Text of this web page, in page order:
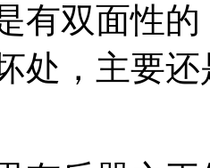
有双面性
处，主要